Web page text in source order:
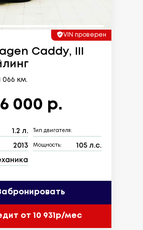
VIN проверен
Caddy, III
066 км.
000 р.
1.2 л. Тип двигателя:
2013 Мощность: 105 л.с.
от 10 931р/мес